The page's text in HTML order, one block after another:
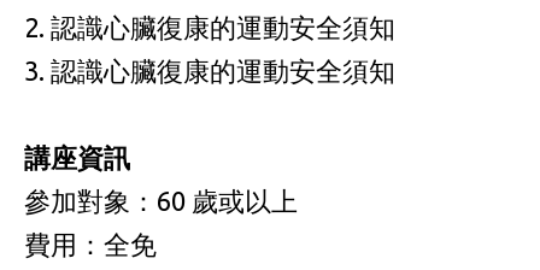
2. 認識心臟復康的運動安全須知
3. 認識心臟復康的運動安全須知
講座資訊
參加對象：60 歲或以上
費用：全免